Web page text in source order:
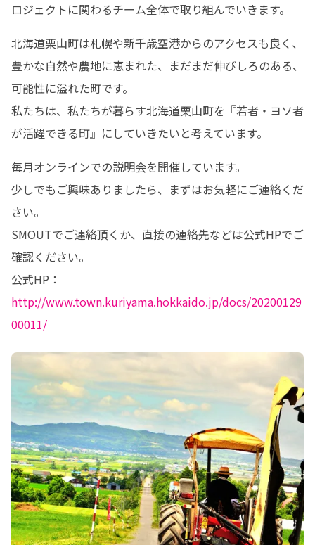
ロジェクトに関わるチーム全体で取り組んでいきます。
北海道栗山町は札幌や新千歳空港からのアクセスも良く、
豊かな自然や農地に恵まれた、まだまだ伸びしろのある、
可能性に溢れた町です。
私たちは、私たちが暮らす北海道栗山町を『若者・ヨソ者
が活躍できる町』にしていきたいと考えています。
毎月オンラインでの説明会を開催しています。
少しでもご興味ありましたら、まずはお気軽にご連絡くだ
さい。
SMOUTでご連絡頂くか、直接の連絡先などは公式HPでご
確認ください。
公式HP：
http://www.town.kuriyama.hokkaido.jp/docs/20200129
00011/